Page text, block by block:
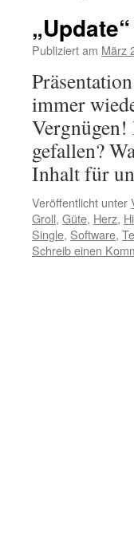
Publiziert am März
immer
gefallen?
Inhalt für
Veröffentlicht unter
Groll, Güte, Herz,
Single, Software,
Schreib einen